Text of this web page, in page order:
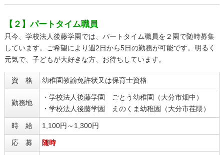
【２】パートタイム職員
只今、学校法人後藤学園では、パートタイム職員を２園で随時募集
しています。ご希望により週2日から5日の勤務が可能です。明るく
元気で、子どもが大好きな方、お待ちしています。
資 格 幼稚園教諭免許状又は保育士資格
勤務地
・学校法人後藤学園 ごとう幼稚園（大分市畑中）
・学校法人後藤学園 えのくま幼稚園（大分市荏隈）
時 給 1,100円～1,300円
応 募 随時